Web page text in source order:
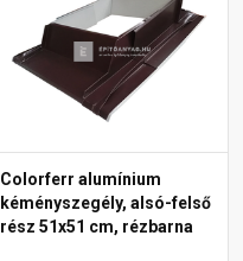
Colorferr alumínium
kéményszegély, alsó-felső
rész 51x51 cm, rézbarna